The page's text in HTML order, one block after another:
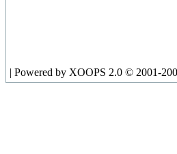
| Powered by XOOPS 2.0 © 2001-